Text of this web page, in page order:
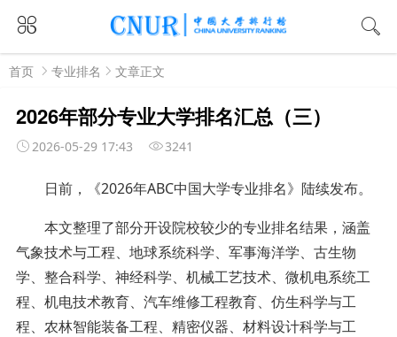
首页 专业排名 文章正文
2026年部分专业大学排名汇总（三）
2026-05-29 17:43 3241
日前，《2026年ABC中国大学专业排名》陆续发布。
本文整理了部分开设院校较少的专业排名结果，涵盖
气象技术与工程、地球系统科学、军事海洋学、古生物
学、整合科学、神经科学、机械工艺技术、微机电系统工
程、机电技术教育、汽车维修工程教育、仿生科学与工
程、农林智能装备工程、精密仪器、材料设计科学与工